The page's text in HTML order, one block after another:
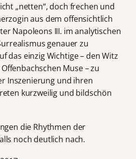
„netten“, doch frechen und
aus dem offensichtlich
Napoleons III. im analytischen
genauer zu
das einzig Wichtige – den Witz
Muse – zu
Inszenierung und ihren
kurzweilig und bildschön
die Rhythmen der
noch deutlich nach.